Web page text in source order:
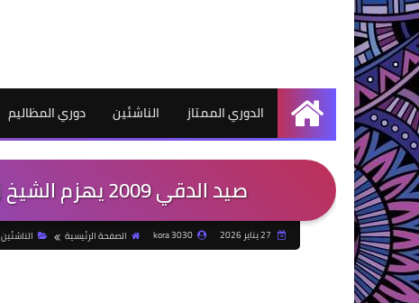
الرئيسية
الدوري الممتاز الناشئين دوري المظاليم
صيد الدقي 2009 يهزم الشيخ زايد بدورى منطقة الجيزة لكرة القدم
kora 3030 الصفحة الرئيسية الناشئين